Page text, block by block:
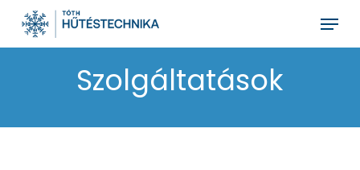
main
Menu
Szolgáltatások